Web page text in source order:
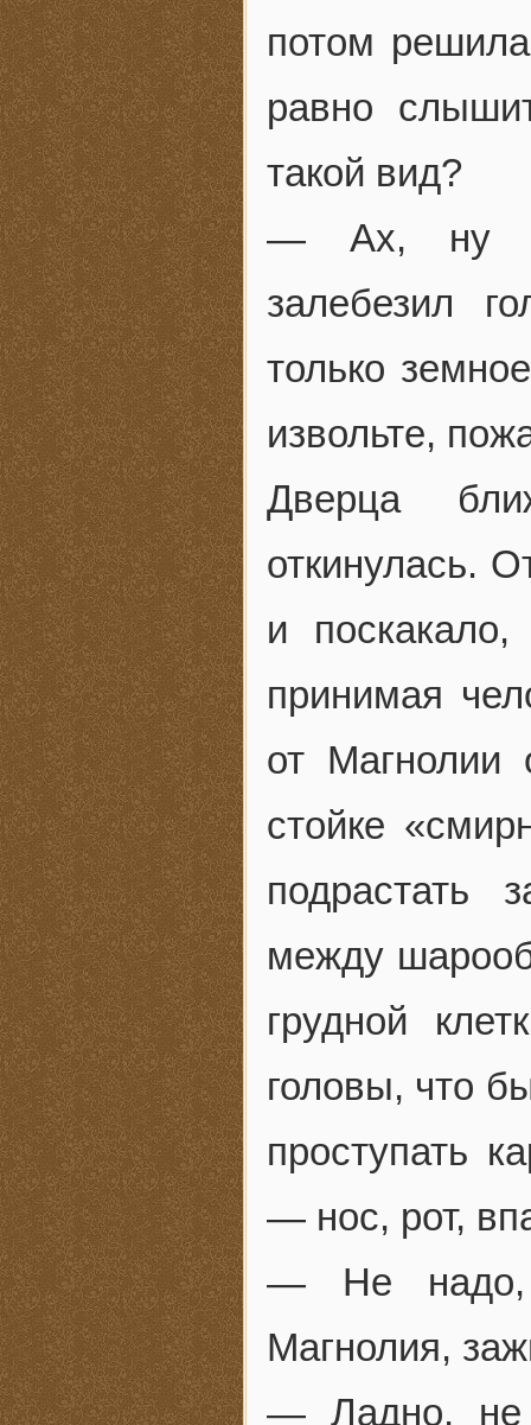
потом
равно
такой вид?
— Ах, ну
залебезил
только
извольте,
Дверца
откинулась.
и
принимая
от Магнолии
стойке
подрастать
между
грудной
головы, что
проступать
— нос, рот,
— Не надо,
Магнолия,
— Ладно, не